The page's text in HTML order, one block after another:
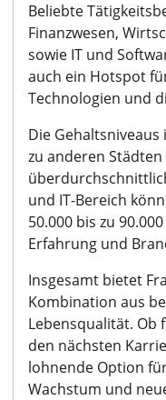
Beliebte
Finanzwesen,
sowie IT und
auch ein Hotspot
Technologien und
Die
zu anderen
und IT-Bereich
50.000 bis zu
Erfahrung und
Insgesamt bietet
Kombination aus
Lebensqualität.
den nächsten
lohnende Option
Wachstum und